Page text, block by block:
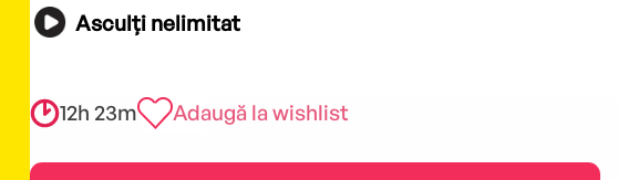
Asculți nelimitat
12h 23m Adaugă la wishlist